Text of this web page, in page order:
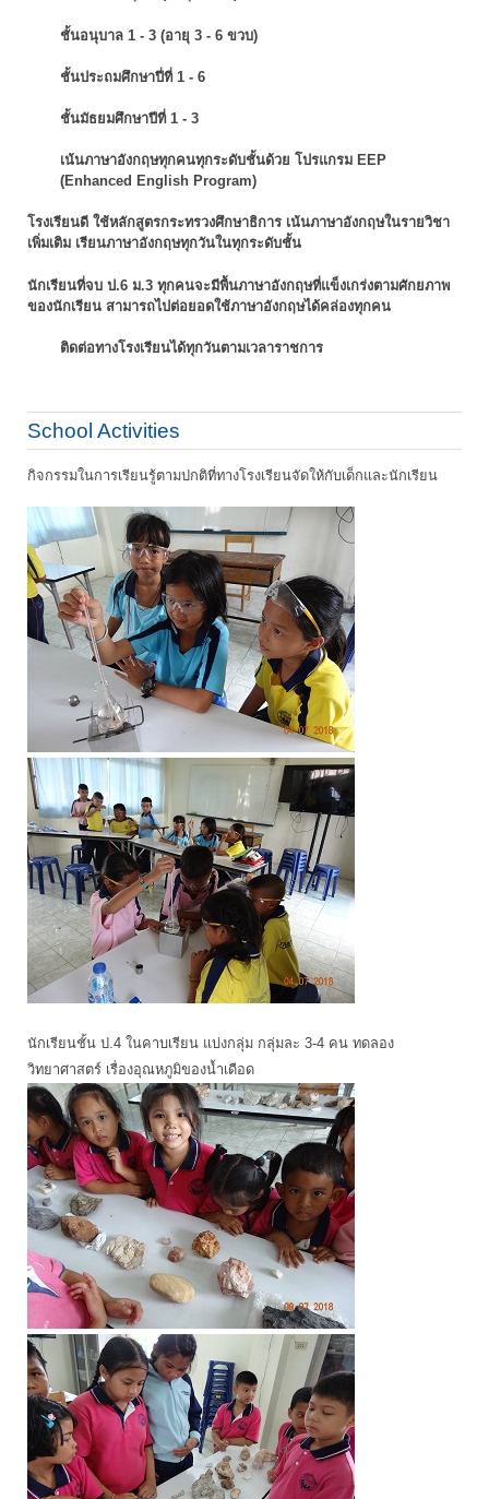
ชั้นอนุบาล 1 - 3 (อายุ 3 - 6 ขวบ)
ชั้นประถมศึกษาปี่ที่ 1 - 6
ชั้นมัธยมศึกษาปีที่ 1 - 3
เน้นภาษาอังกฤษทุกคนทุกระดับชั้นด้วย โปรแกรม EEP
(Enhanced English Program)
โรงเรียนดี ใช้หลักสูตรกระทรวงศึกษาธิการ เน้นภาษาอังกฤษในรายวิชา
เพิ่มเติม เรียนภาษาอังกฤษทุกวันในทุกระดับชั้น
นักเรียนที่จบ ป.6 ม.3 ทุกคนจะมีพื้นภาษาอังกฤษที่แข็งเกร่งตามศักยภาพ
ของนักเรียน สามารถไปต่อยอดใช้ภาษาอังกฤษได้คล่องทุกคน
ติดต่อทางโรงเรียนได้ทุกวันตามเวลาราชการ
School Activities
กิจกรรมในการเรียนรู้ตามปกติที่ทางโรงเรียนจัดให้กับเด็กและนักเรียน
นักเรียนชั้น ป.4 ในคาบเรียน แบ่งกลุ่ม กลุ่มละ 3-4 คน ทดลอง
วิทยาศาสตร์ เรื่องอุณหภูมิของน้ำเดือด